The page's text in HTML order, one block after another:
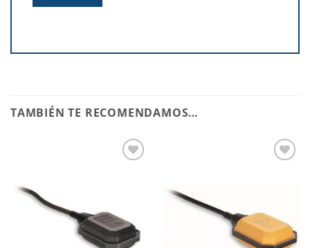
TAMBIÉN TE RECOMENDAMOS…